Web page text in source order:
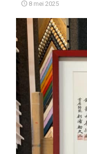
8 mei 2025